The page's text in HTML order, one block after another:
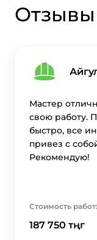
Отзывы
Мастер
свою работу.
быстро, все
привез с
Рекомендую!
Стоимость работ:
187 750 тңг